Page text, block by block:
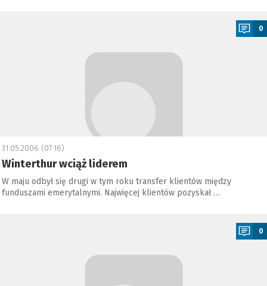
0
31.05.2006 (07:16)
Winterthur wciąż liderem
W maju odbył się drugi w tym roku transfer klientów między
funduszami emerytalnymi. Najwięcej klientów pozyskał …
0